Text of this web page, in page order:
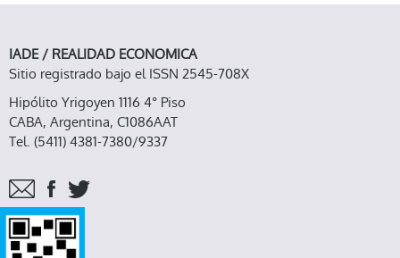
IADE / REALIDAD ECONOMICA
Sitio registrado bajo el ISSN 2545-708X
Hipólito Yrigoyen 1116 4° Piso
CABA, Argentina, C1086AAT
Tel. (5411) 4381-7380/9337